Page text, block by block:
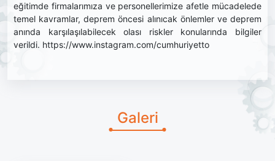
eğitimde firmalarımıza ve personellerimize afetle mücadelede
temel kavramlar, deprem öncesi alınıcak önlemler ve deprem
anında karşılaşılabilecek olası riskler konularında bilgiler
verildi. https://www.instagram.com/cumhuriyetto
Galeri